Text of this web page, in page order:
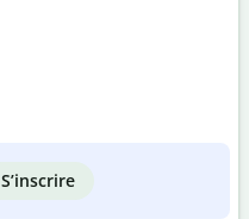
S’inscrire